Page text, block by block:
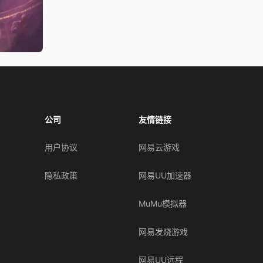
公司
用户协议
隐私政策
友情链接
网易云游戏
网易UU加速器
MuMu模拟器
网易发烧游戏
网易UU远程